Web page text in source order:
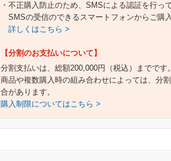
・不正購入防止のため、SMSによる認証を行っ
SMSの受信のできるスマートフォンからご購
詳しくはこちら >
【分割のお支払いについて】
分割支払いは、総額200,000円（税込）までです。
商品や複数購入時の組み合わせによっては、分
合があります。
購入制限についてはこちら >